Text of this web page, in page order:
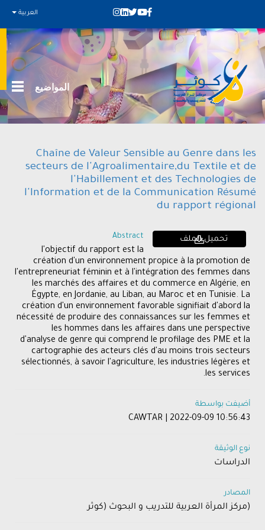
العربية
المواضيع
Chaîne de Valeur Sensible au Genre dans les
secteurs de l'Agroalimentaire,du Textile et de
l'Habillement et des Technologies de
l'Information et de la Communication Résumé
du rapport régional
تحميل الملف Abstract
l'objectif du rapport est la
création d'un environnement propice à la promotion de
l'entrepreneuriat féminin et à l'intégration des femmes dans
les marchés des affaires et du commerce en Algérie, en
Égypte, en Jordanie, au Liban, au Maroc et en Tunisie. La
création d'un environnement favorable signifiait d'abord la
nécessité de produire des connaissances sur les femmes et
les hommes dans les affaires dans une perspective
d'analyse de genre qui comprend le profilage des PME et la
cartographie des acteurs clés d'au moins trois secteurs
sélectionnés, à savoir l'agriculture, les industries légères et
les services.
أضيفت بواسطة
CAWTAR | 2022-09-09 10:56:43
نوع الوثيقة
الدراسات
المصادر
(مركز المرأة العربية للتدريب و البحوث (كوثر